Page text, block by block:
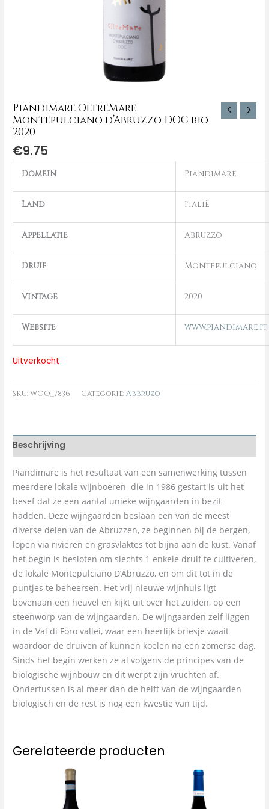
Piandimare OltreMare
Montepulciano d’Abruzzo DOC bio
2020
€9.75
Domein Piandimare
Land Italië
Appellatie Abruzzo
Druif Montepulciano
Vintage 2020
Website www.piandimare.it
Uitverkocht
SKU:WOO_7836 Categorie:Abbruzo
Beschrijving
Piandimare is het resultaat van een samenwerking tussen
meerdere lokale wijnboeren die in 1986 gestart is uit het
besef dat ze een aantal unieke wijngaarden in bezit
hadden. Deze wijngaarden beslaan een van de meest
diverse delen van de Abruzzen, ze beginnen bij de bergen,
lopen via rivieren en grasvlaktes tot bijna aan de kust. Vanaf
het begin is besloten om slechts 1 enkele druif te cultiveren,
de lokale Montepulciano D’Abruzzo, en om dit tot in de
puntjes te beheersen. Het vrij nieuwe wijnhuis ligt
bovenaan een heuvel en kijkt uit over het zuiden, op een
steenworp van de wijngaarden. De wijngaarden zelf liggen
in de Val di Foro vallei, waar een heerlijk briesje waait
waardoor de druiven af kunnen koelen na een zomerse dag.
Sinds het begin werken ze al volgens de principes van de
biologische wijnbouw en dit werpt zijn vruchten af.
Ondertussen is al meer dan de helft van de wijngaarden
biologisch en de rest is nog een kwestie van tijd.
Gerelateerde producten